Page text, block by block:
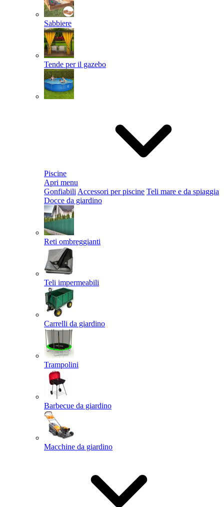
Sabbiere
Tende per il gazebo
Piscine
Apri menu
Gonfiabili Accessori per piscine Teli mare e da spiaggia
Docce da giardino
Reti ombreggianti
Teli impermeabili
Carrelli da giardino
Trampolini
Barbecue da giardino
Macchine da giardino